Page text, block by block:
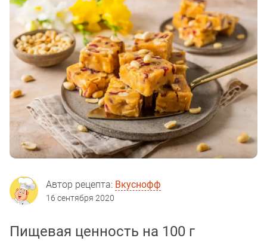
Автор рецепта: Вкуснофф
16 сентября 2020
Пищевая ценность на 100 г